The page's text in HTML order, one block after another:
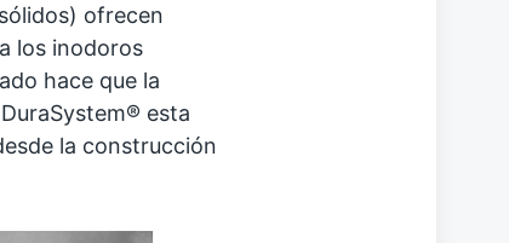
ofrecen
los inodoros
hace que la
esta
la construcción